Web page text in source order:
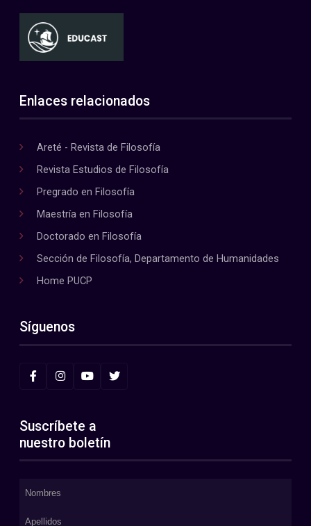
Enlaces relacionados
Areté - Revista de Filosofía
Revista Estudios de Filosofía
Pregrado en Filosofía
Maestría en Filosofía
Doctorado en Filosofía
Sección de Filosofía, Departamento de Humanidades
Home PUCP
Síguenos
Suscríbete a
nuestro boletín